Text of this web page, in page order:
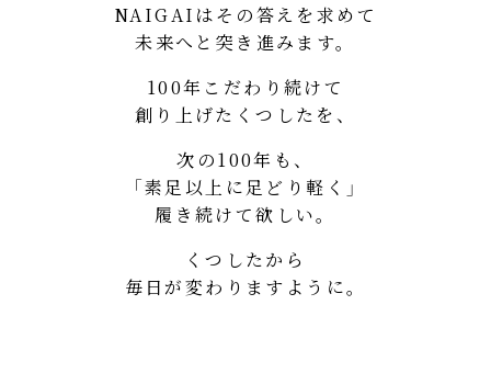
NAIGAIはその答えを求めて
未来へと突き進みます。
100年こだわり続けて
創り上げたくつしたを、
次の100年も、
「素足以上に足どり軽く」
履き続けて欲しい。
くつしたから
毎日が変わりますように。